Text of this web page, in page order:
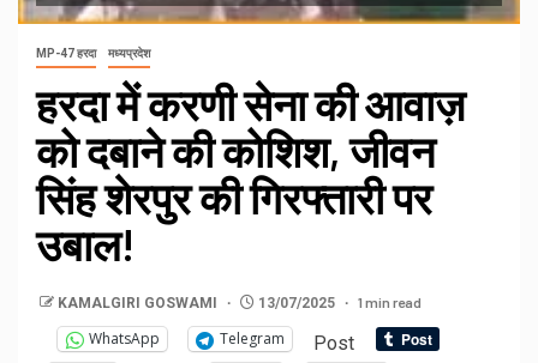
MP-47 हरदा मध्यप्रदेश
हरदा में करणी सेना की आवाज़
को दबाने की कोशिश, जीवन
सिंह शेरपुर की गिरफ्तारी पर
उबाल!
KAMALGIRI GOSWAMI 13/07/2025 1 min read
WhatsApp Telegram Post